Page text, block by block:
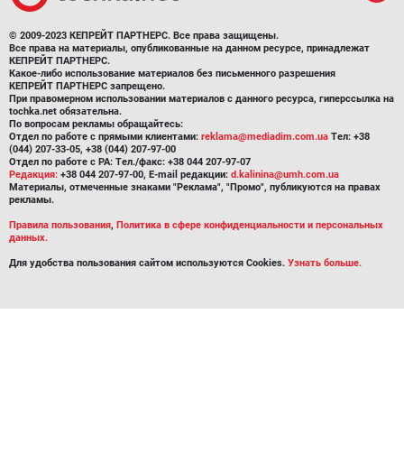
© 2009-2023 КЕПРЕЙТ ПАРТНЕРС. Все права защищены.
Все права на материалы, опубликованные на данном ресурсе, принадлежат
КЕПРЕЙТ ПАРТНЕРС.
Какое-либо использование материалов без письменного разрешения
КЕПРЕЙТ ПАРТНЕРС запрещено.
При правомерном использовании материалов с данного ресурса, гиперссылка на
tochka.net обязательна.
По вопросам рекламы обращайтесь:
Отдел по работе с прямыми клиентами: reklama@mediadim.com.ua Тел: +38
(044) 207-33-05, +38 (044) 207-97-00
Отдел по работе с РА: Тел./факс: +38 044 207-97-07
Редакция: +38 044 207-97-00, E-mail редакции: d.kalinina@umh.com.ua
Материалы, отмеченные знаками "Реклама", "Промо", публикуются на правах
рекламы.
Правила пользования, Политика в сфере конфиденциальности и персональных
данных.
Для удобства пользования сайтом используются Cookies. Узнать больше.